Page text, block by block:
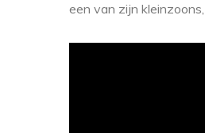
een van zijn